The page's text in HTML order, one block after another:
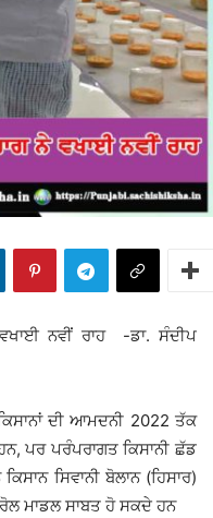
ਨਵੀਂ ਰਾਹ -ਡਾ. ਸੰਦੀਪ
ਦੀ ਆਮਦਨੀ 2022 ਤੱਕ
ਪਰ ਪਰੰਪਰਾਗਤ ਕਿਸਾਨੀ ਛੱਡ
ਸਿਵਾਨੀ ਬੋਲਾਨ (ਹਿਸਾਰ)
ਮਾਡਲ ਸਾਬਤ ਹੋ ਸਕਦੇ ਹਨ